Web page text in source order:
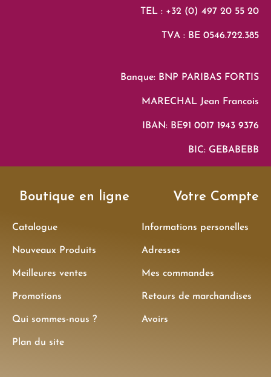
TEL : +32 (0) 497 20 55 20
TVA : BE 0546.722.385
Banque: BNP PARIBAS FORTIS
MARECHAL Jean Francois
IBAN: BE91 0017 1943 9376
BIC: GEBABEBB
Boutique en ligne
Catalogue
Nouveaux Produits
Meilleures ventes
Promotions
Qui sommes-nous ?
Plan du site
Votre Compte
Informations personelles
Adresses
Mes commandes
Retours de marchandises
Avoirs